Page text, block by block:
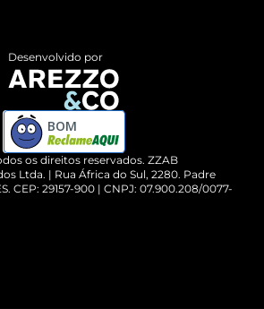
os direitos reservados. ZZAB
Ltda. | Rua África do Sul, 2280. Padre
CEP: 29157-900 | CNPJ: 07.900.208/0077-
Desenvolvido por
BOM